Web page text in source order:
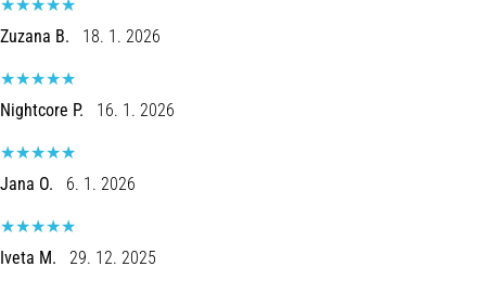
are
the
common…
5. 8. 2026
5 min. reading
Plantar
Fasciitis:
Zuzana B. 18. 1. 2026
Nightcore P. 16. 1. 2026
Jana O. 6. 1. 2026
Iveta M. 29. 12. 2025